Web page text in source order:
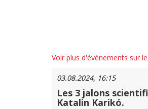
Voir plus d'événements sur
03.08.2024, 16:15
Les 3 jalons
Katalin Karikó.